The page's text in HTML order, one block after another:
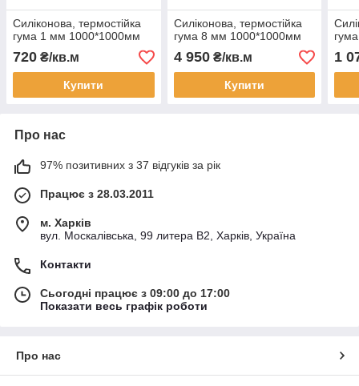
Силіконова, термостійка
гума 1 мм 1000*1000мм
720 ₴/кв.м
Купити
Силіконова, термостійка
гума 8 мм 1000*1000мм
4 950₴/кв.м
Купити
1
Про нас
97% позитивних з 37 відгуків за рік
Працює з 28.03.2011
м. Харків
вул. Москалівська, 99 литера В2, Харків, Україна
Контакти
Сьогодні працює з 09:00 до 17:00
Показати весь графік роботи
Про нас